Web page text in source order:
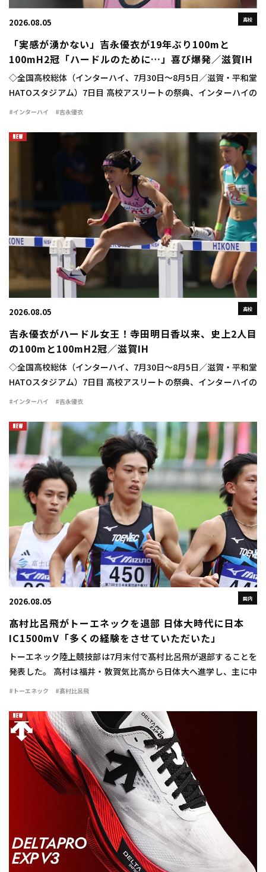
高校
2026.08.05
「実感が湧かない」吉永優衣が19年ぶり100mと
100mH2冠「ハードルのために…」喜び爆発／滋賀IH
◇全国高校総体（インターハイ、7月30日～8月5日／滋賀・平和堂
HATOスタジアム）7日目 高校アスリートの祭典、インターハイの
最終日に女子100mハードル決勝が行われ、吉永優衣（長崎日大
#インターハイ #吉永優衣
高校
2026.08.05
吉永優衣がハードル女王！寺田明日香以来、史上2人目
の100mと100mH2冠／滋賀IH
◇全国高校総体（インターハイ、7月30日～8月5日／滋賀・平和堂
HATOスタジアム）7日目 高校アスリートの祭典、インターハイの
最終日に女子100mハードル決勝が行われ、吉永優衣（長崎日大
#インターハイ #吉永優衣
国内
2026.08.05
髙村比呂飛がトーエネックを退部 日体大時代に日本
IC1500mV「多くの経験をさせていただいた」
トーエネック陸上競技部は7月末付で髙村比呂飛が退部することを
発表した。 高村は福井・敦賀気比高から日体大へ進学し、主に中
距離で活躍。1500mで2年時に3分42秒76をマークすると、3、4年
#トーエネック #髙村比呂飛